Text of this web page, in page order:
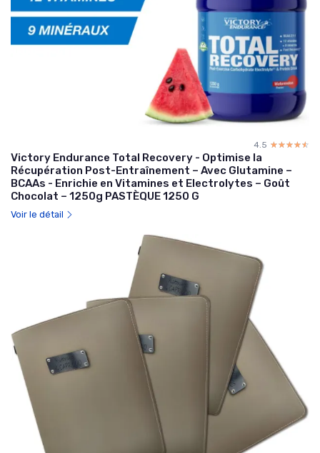
4.5 ☆☆☆☆☆
★★★★★
Victory Endurance Total Recovery - Optimise la
Récupération Post-Entraînement – Avec Glutamine –
BCAAs - Enrichie en Vitamines et Electrolytes – Goût
Chocolat – 1250g PASTÈQUE 1250 G
Voir le détail